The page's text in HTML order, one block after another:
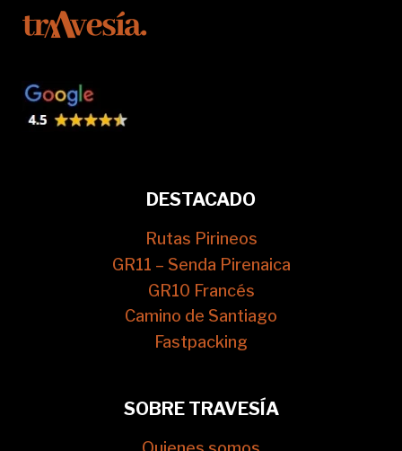
DESTACADO
Rutas Pirineos
GR11 – Senda Pirenaica
GR10 Francés
Camino de Santiago
Fastpacking
SOBRE TRAVESÍA